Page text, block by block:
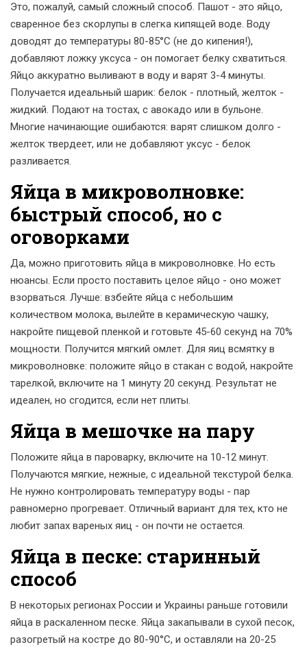
Это, пожалуй, самый сложный способ. Пашот - это яйцо,
сваренное без скорлупы в слегка кипящей воде. Воду
доводят до температуры 80-85°C (не до кипения!),
добавляют ложку уксуса - он помогает белку схватиться.
Яйцо аккуратно выливают в воду и варят 3-4 минуты.
Получается идеальный шарик: белок - плотный, желток -
жидкий. Подают на тостах, с авокадо или в бульоне.
Многие начинающие ошибаются: варят слишком долго -
желток твердеет, или не добавляют уксус - белок
разливается.
Яйца в микроволновке:
быстрый способ, но с
оговорками
Да, можно приготовить яйца в микроволновке. Но есть
нюансы. Если просто поставить целое яйцо - оно может
взорваться. Лучше: взбейте яйца с небольшим
количеством молока, вылейте в керамическую чашку,
накройте пищевой пленкой и готовьте 45-60 секунд на 70%
мощности. Получится мягкий омлет. Для яиц всмятку в
микроволновке: положите яйцо в стакан с водой, накройте
тарелкой, включите на 1 минуту 20 секунд. Результат не
идеален, но сгодится, если нет плиты.
Яйца в мешочке на пару
Положите яйца в пароварку, включите на 10-12 минут.
Получаются мягкие, нежные, с идеальной текстурой белка.
Не нужно контролировать температуру воды - пар
равномерно прогревает. Отличный вариант для тех, кто не
любит запах вареных яиц - он почти не остается.
Яйца в песке: старинный
способ
В некоторых регионах России и Украины раньше готовили
яйца в раскаленном песке. Яйца закапывали в сухой песок,
разогретый на костре до 80-90°C, и оставляли на 20-25